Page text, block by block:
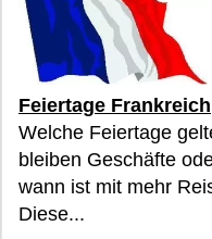
Feiertage Frankreich
Welche Feiertage
bleiben Geschäfte
wann ist mit mehr
Diese...